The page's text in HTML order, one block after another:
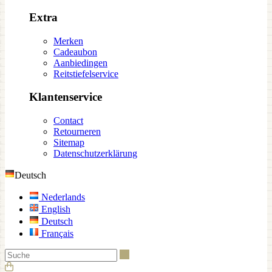
Extra
Merken
Cadeaubon
Aanbiedingen
Reitstiefelservice
Klantenservice
Contact
Retourneren
Sitemap
Datenschutzerklärung
Deutsch
Nederlands
English
Deutsch
Français